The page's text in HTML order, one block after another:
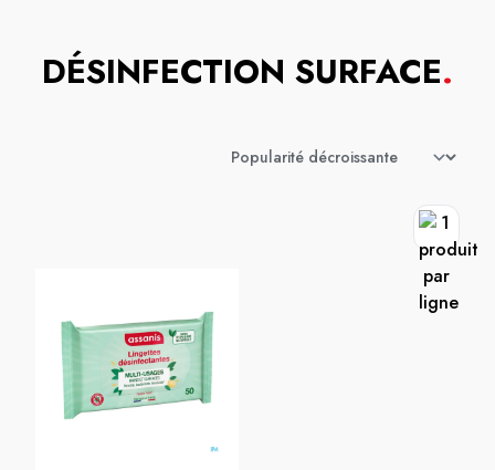
DÉSINFECTION SURFACE.